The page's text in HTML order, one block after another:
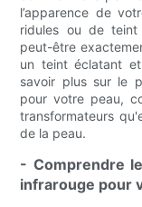
l’apparence de
ridules ou de teint
peut-être
un teint éclatant
savoir plus sur le
pour votre peau,
transformateurs
de la peau.
- Comprendre
infrarouge pour